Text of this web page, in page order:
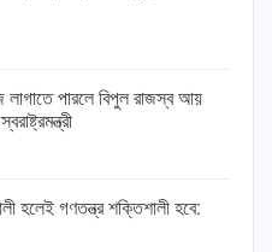
লাগাতে পারলে বিপুল রাজস্ব আয়
হলেই গণতন্ত্র শক্তিশালী হবে: